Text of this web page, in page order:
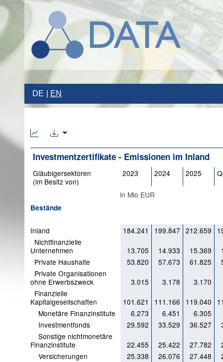
DE EN
Investmentzertifikate - Emissionen im Inland
Gläubigersektoren
(im Besitz von)
2023 2024 2025
in Mio EUR
Bestände
Inland 184.241 199.847 212.659
Nichtfinanzielle
Unternehmen
13.705 14.933 15.369
Private Haushalte
53.820 57.673 61.825
Private Organisationen
ohne Erwerbszweck
3.015 3.178
3.170
Finanzielle
Kapitalgesellschaften
101.621 111.166 119.040
Monetäre Finanzinstitute
6.273 6.451
6.305
Investmentfonds
29.592 33.529 36.527
Sonstige nichtmonetäre
Finanzinstitute
22.455 25.422 27.782
Versicherungen
25.338 26.076 27.448